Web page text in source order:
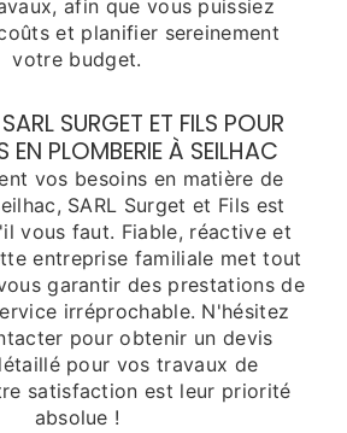
afin que vous puissiez
et planifier sereinement
votre budget.
SURGET ET FILS POUR
EN PLOMBERIE À SEILHAC
vos besoins en matière de
SARL Surget et Fils est
vous faut. Fiable, réactive et
entreprise familiale met tout
garantir des prestations de
irréprochable. N'hésitez
pour obtenir un devis
pour vos travaux de
satisfaction est leur priorité
absolue !